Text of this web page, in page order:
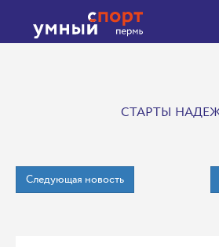
СТАРТЫ
Следующая новость